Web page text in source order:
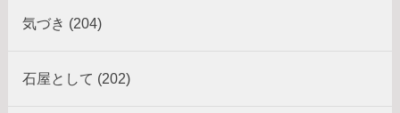
気づき (204)
石屋として (202)